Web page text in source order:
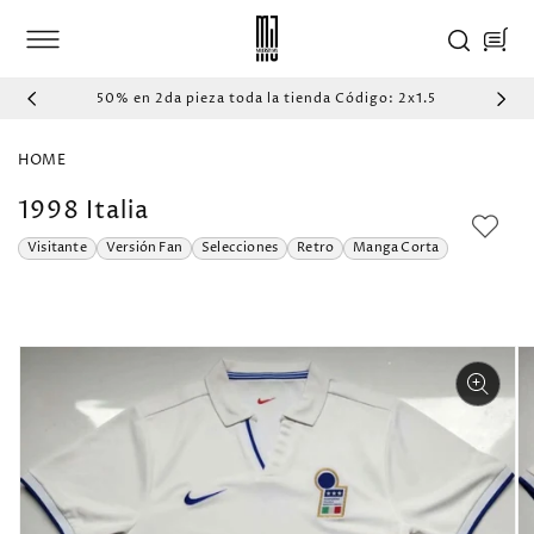
AL CONTENIDO
Carrito
50% en 2da pieza toda la tienda Código: 2x1.5
HOME
1998 Italia
Visitante Versión Fan Selecciones Retro Manga Corta
IR